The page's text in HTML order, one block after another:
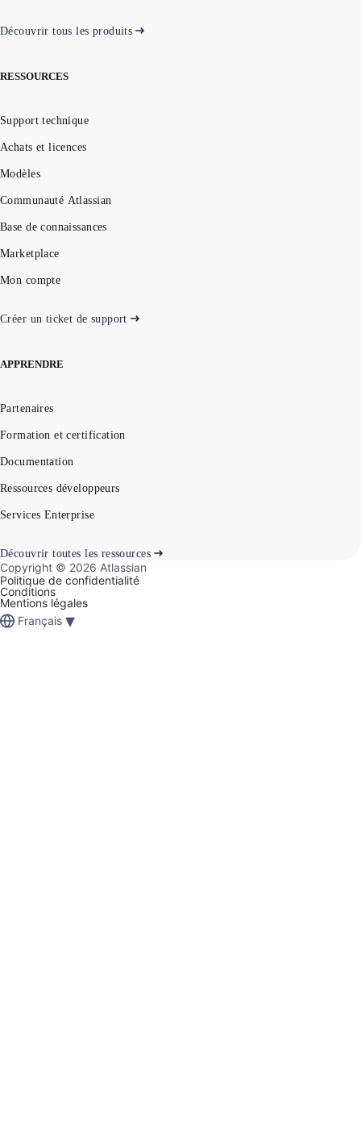
Découvrir tous les produits
RESSOURCES
Support technique
Achats et licences
Modèles
Communauté Atlassian
Base de connaissances
Marketplace
Mon compte
Créer un ticket de support
APPRENDRE
Partenaires
Formation et certification
Documentation
Ressources développeurs
Services Enterprise
Découvrir toutes les ressources
Copyright © 2026 Atlassian
Politique de confidentialité
Conditions
Mentions légales
Français ▾